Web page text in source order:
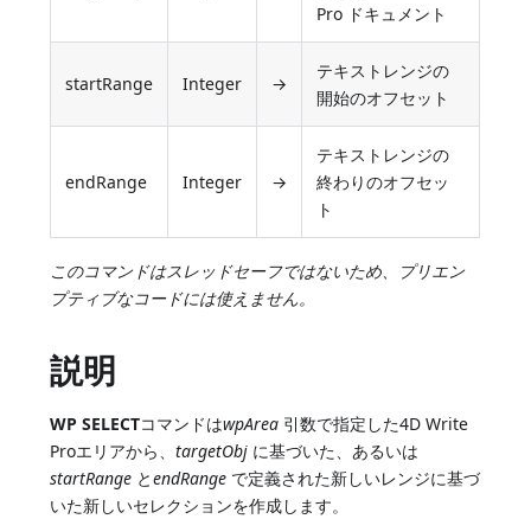
Pro ドキュメント
startRange Integer →
テキストレンジの
開始のオフセット
endRange Integer →
テキストレンジの
終わりのオフセッ
ト
このコマンドはスレッドセーフではないため、プリエン
プティブなコードには使えません。
説明
WP SELECTコマンドはwpArea 引数で指定した4D Write
Proエリアから、targetObj に基づいた、あるいは
startRange とendRange で定義された新しいレンジに基づ
いた新しいセレクションを作成します。